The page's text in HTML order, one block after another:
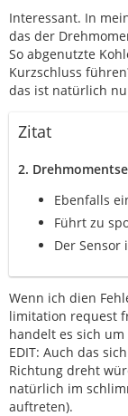
Interessant. In
das der
So abgenutzte
Kurzschluss
das ist natürlich
Zitat
2.
Ebenfalls
Führt zu
Der Sensor
Wenn ich dien
limitation request
handelt es sich um
EDIT: Auch das
Richtung dreht
natürlich im
auftreten).